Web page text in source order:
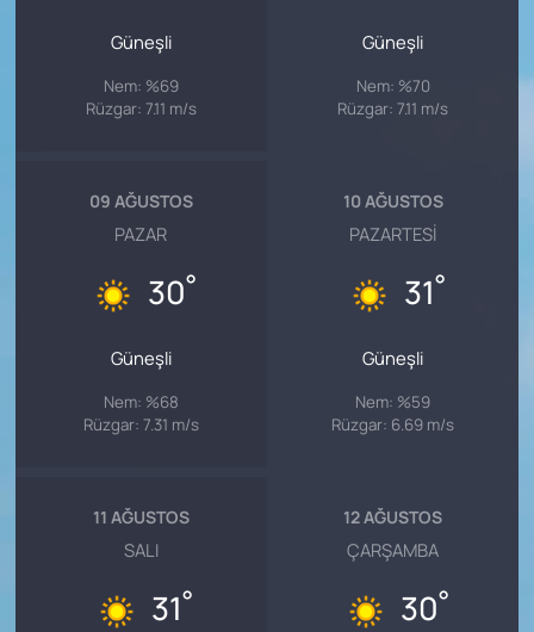
Güneşli
Nem: %69
Rüzgar: 7.11 m/s
Güneşli
Nem: %70
Rüzgar: 7.11 m/s
09 AĞUSTOS
PAZAR
30°
Güneşli
Nem: %68
Rüzgar: 7.31 m/s
10 AĞUSTOS
PAZARTESI
31°
Güneşli
Nem: %59
Rüzgar: 6.69 m/s
11 AĞUSTOS
SALI
31°
12 AĞUSTOS
ÇARŞAMBA
30°